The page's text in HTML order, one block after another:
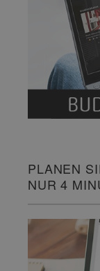
PLANEN
NUR 4